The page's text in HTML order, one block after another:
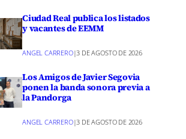
Ciudad Real publica los listados
y vacantes de EEMM
ANGEL CARRERO|3 DE AGOSTO DE 2026
Los Amigos de Javier Segovia
ponen la banda sonora previa a
la Pandorga
ANGEL CARRERO|3 DE AGOSTO DE 2026